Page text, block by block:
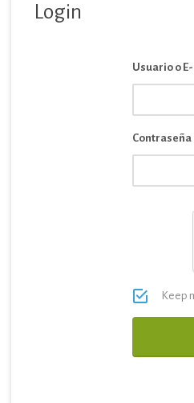
Login
Usuario o
Contraseña
Keep